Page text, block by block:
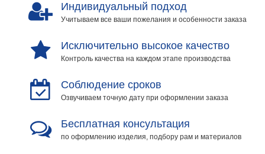
Индивидуальный подход
Учитываем все ваши пожелания и особенности заказа
Исключительно высокое качество
Контроль качества на каждом этапе производства
Соблюдение сроков
Озвучиваем точную дату при оформлении заказа
Бесплатная консультация
по оформлению изделия, подбору рам и материалов